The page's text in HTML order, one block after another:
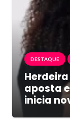
DESTAQUE
aposta
inicia